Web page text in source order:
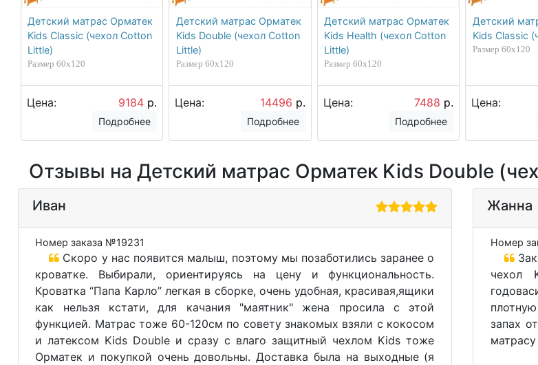
Детский матрас Орматек
Kids Classic (чехол Cotton
Little)
Размер 60х120
Цена: 9184 р.
Подробнее
Детский матрас Орматек
Kids Double (чехол Cotton
Little)
Размер 60х120
Цена: 14496 р.
Подробнее
Детский матрас Орматек
Kids Health (чехол Cotton
Little)
Размер 60х120
Цена: 7488 р.
Подробнее
Детский
Kids Classic
Размер 60х120
Цена:
Отзывы на Детский матрас Орматек Kids Double
Иван
Номер заказа №19231
Скоро у нас появится малыш, поэтому мы позаботились заранее о
кроватке. Выбирали, ориентируясь на цену и функциональность.
Кроватка “Папа Карло” легкая в сборке, очень удобная, красивая,ящики
как нельзя кстати, для качания "маятник" жена просила с этой
функцией. Матрас тоже 60-120см по совету знакомых взяли с кокосом
и латексом Kids Double и сразу с влаго защитный чехлом Kids тоже
Орматек и покупкой очень довольны. Доставка была на выходные (я
Жанна
Номер
чехол
запах